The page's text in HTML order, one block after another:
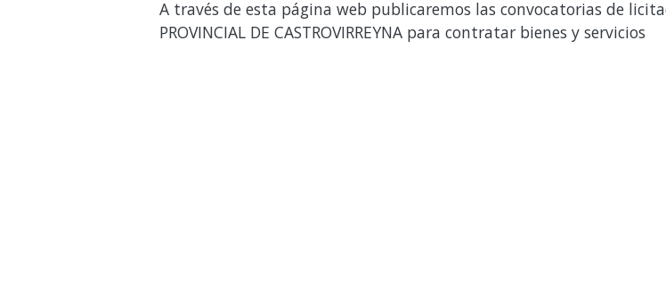
A través de esta página web publicaremos las convocatorias de
PROVINCIAL DE CASTROVIRREYNA para contratar bienes y servicios